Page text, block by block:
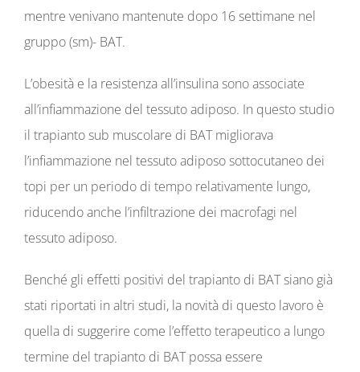
mentre venivano mantenute dopo 16 settimane nel
gruppo (sm)- BAT.
L’obesità e la resistenza all’insulina sono associate
all’infiammazione del tessuto adiposo. In questo studio
il trapianto sub muscolare di BAT migliorava
l’infiammazione nel tessuto adiposo sottocutaneo dei
topi per un periodo di tempo relativamente lungo,
riducendo anche l’infiltrazione dei macrofagi nel
tessuto adiposo.
Benché gli effetti positivi del trapianto di BAT siano già
stati riportati in altri studi, la novità di questo lavoro è
quella di suggerire come l’effetto terapeutico a lungo
termine del trapianto di BAT possa essere